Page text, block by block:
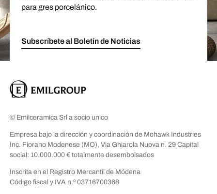
para gres porcelánico.
Subscríbete al Boletín de Noticias
© Emilceramica Srl a socio unico
Empresa bajo la dirección y coordinación de Mohawk Industries
Inc. Fiorano Modenese (MO), Via Ghiarola Nuova n. 29 Capital
social: 10.000.000 € totalmente desembolsados
Inscrita en el Registro Mercantil de Módena
Código fiscal y IVA n.º 03716700368